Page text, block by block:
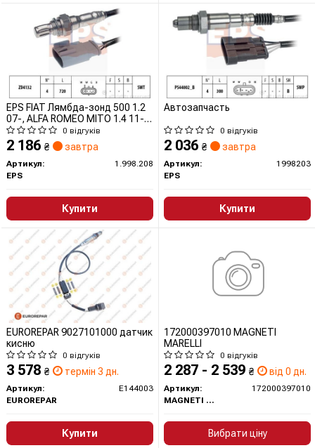
EPS FIAT Лямбда-зонд 500 1.2
07-, ALFA ROMEO MITO 1.4 11-
18
0 відгуків
2 186 ₴ завтра
Артикул:
1.998.208
EPS
Купити
Автозапчасть
0 відгуків
2 036 ₴ завтра
Артикул:
1998203
EPS
Купити
EUROREPAR 9027101000 датчик
кисню
0 відгуків
3 578 ₴ термін 3 дн.
Артикул:
E144003
EUROREPAR
Купити
172000397010 MAGNETI
MARELLI
0 відгуків
2 287 - 2 539 ₴ від 0 дн.
Артикул:
172000397010
MAGNETI MARELLI
Вибрати ціну